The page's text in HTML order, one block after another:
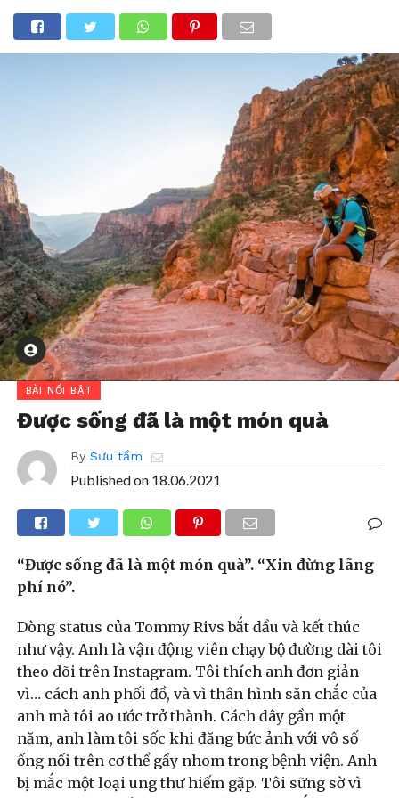
BÀI NỔI BẬT
Được sống đã là một món quà
By Sưu tầm
Published on 18.06.2021
“Được sống đã là một món quà”. “Xin đừng lãng
phí nó”.
Dòng status của Tommy Rivs bắt đầu và kết thúc
như vậy. Anh là vận động viên chạy bộ đường dài tôi
theo dõi trên Instagram. Tôi thích anh đơn giản
vì… cách anh phối đồ, và vì thân hình săn chắc của
anh mà tôi ao ước trở thành. Cách đây gần một
năm, anh làm tôi sốc khi đăng bức ảnh với vô số
ống nối trên cơ thể gầy nhom trong bệnh viện. Anh
bị mắc một loại ung thư hiếm gặp. Tôi sững sờ vì